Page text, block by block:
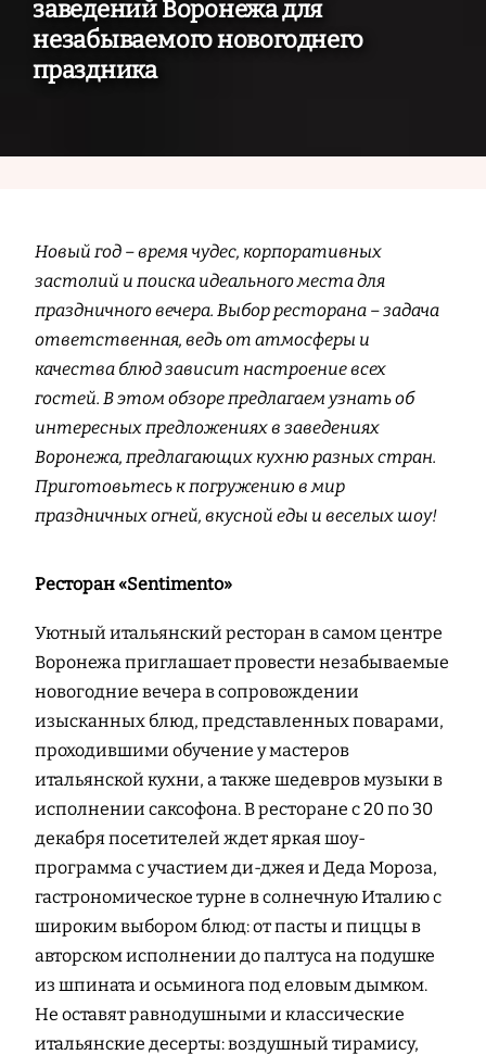
заведений Воронежа для
незабываемого новогоднего
праздника
Новый год – время чудес, корпоративных
застолий и поиска идеального места для
праздничного вечера. Выбор ресторана – задача
ответственная, ведь от атмосферы и
качества блюд зависит настроение всех
гостей. В этом обзоре предлагаем узнать об
интересных предложениях в заведениях
Воронежа, предлагающих кухню разных стран.
Приготовьтесь к погружению в мир
праздничных огней, вкусной еды и веселых шоу!
Ресторан «Sentimento»
Уютный итальянский ресторан в самом центре
Воронежа приглашает провести незабываемые
новогодние вечера в сопровождении
изысканных блюд, представленных поварами,
проходившими обучение у мастеров
итальянской кухни, а также шедевров музыки в
исполнении саксофона. В ресторане с 20 по 30
декабря посетителей ждет яркая шоу-
программа с участием ди-джея и Деда Мороза,
гастрономическое турне в солнечную Италию с
широким выбором блюд: от пасты и пиццы в
авторском исполнении до палтуса на подушке
из шпината и осьминога под еловым дымком.
Не оставят равнодушными и классические
итальянские десерты: воздушный тирамису,